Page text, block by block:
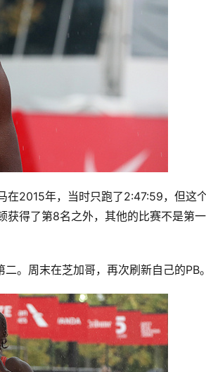
在2015年，当时只跑了2:47:59，但这
获得了第8名之外，其他的比赛不是第
。周末在芝加哥，再次刷新自己的PB